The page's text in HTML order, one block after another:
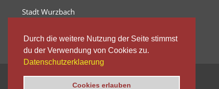
Durch die weitere Nutzung der Seite stimmst
du der Verwendung von Cookies zu.
Datenschutzerklaerung
Cookies erlauben
Stadt Wurzbach
Copyright by Gießerei Heinrichshütte 2026